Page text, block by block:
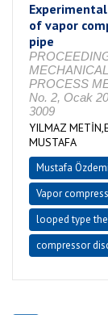
of vapor
pipe
PROCESS
No. 2, Ocak
3009
YILMAZ
MUSTAFA
Mustafa
Vapor
looped type
compressor